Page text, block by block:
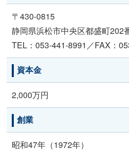
〒430-0815
静岡県浜松市中央区都盛町202
TEL：053-441-8991／FAX：
資本金
2,000万円
創業
昭和47年（1972年）